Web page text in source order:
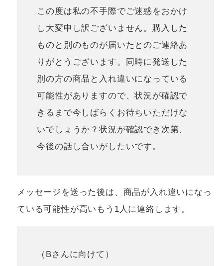
この度は私の不手際でご迷惑をおかけ
し大変申し訳ございません。購入した
ものと別のものが届いたとのご連絡あ
りがとうございます。同時に発送した
別の方の商品と入れ違いになっている
可能性がありますので、状況が確認で
きるまで今しばらくお待ちいただけな
いでしょうか？状況が確認でき次第、
今後の話し合いがしたいです。
メッセージを送った後は、商品が入れ違いになっ
ている可能性が高いもう1人に連絡します。
（Bさんに向けて）